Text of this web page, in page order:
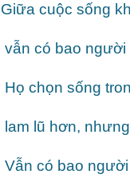
Giữa cuộc sống
vẫn có bao người
Họ chọn sống
lam lũ hơn,
Vẫn có bao